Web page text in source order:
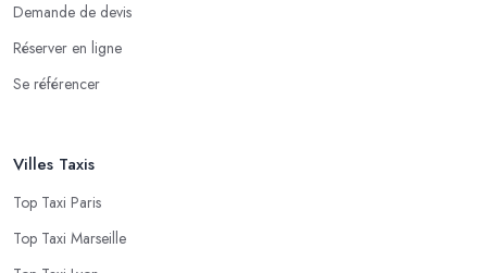
Demande de devis
Réserver en ligne
Se référencer
Villes Taxis
Top Taxi Paris
Top Taxi Marseille